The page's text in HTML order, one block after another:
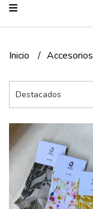
Inicio Accesorios